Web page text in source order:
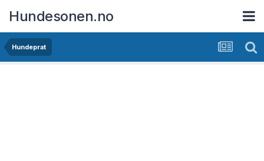
Hundesonen.no
Hundeprat